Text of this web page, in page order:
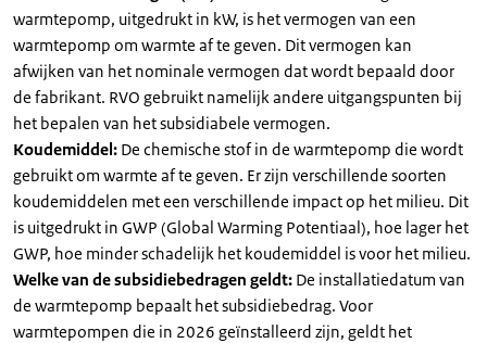
warmtepomp, uitgedrukt in kW, is het vermogen van een
warmtepomp om warmte af te geven. Dit vermogen kan
afwijken van het nominale vermogen dat wordt bepaald door
de fabrikant. RVO gebruikt namelijk andere uitgangspunten bij
het bepalen van het subsidiabele vermogen.
Koudemiddel: De chemische stof in de warmtepomp die wordt
gebruikt om warmte af te geven. Er zijn verschillende soorten
koudemiddelen met een verschillende impact op het milieu. Dit
is uitgedrukt in GWP (Global Warming Potentiaal), hoe lager het
GWP, hoe minder schadelijk het koudemiddel is voor het milieu.
Welke van de subsidiebedragen geldt: De installatiedatum van
de warmtepomp bepaalt het subsidiebedrag. Voor
warmtepompen die in 2026 geïnstalleerd zijn, geldt het